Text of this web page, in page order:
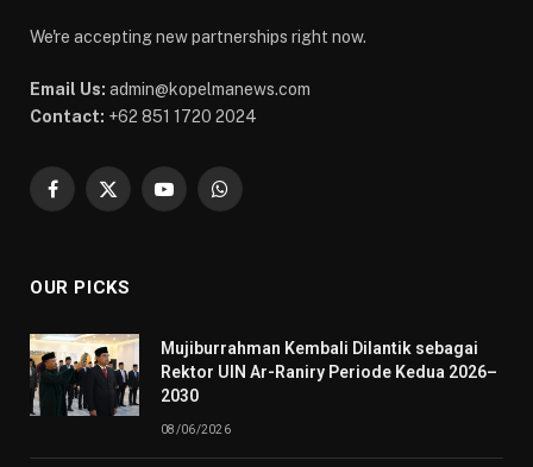
We're accepting new partnerships right now.
Email Us: admin@kopelmanews.com
Contact: +62 851 1720 2024
Facebook
X
YouTubeWhatsApp
OUR PICKS
Mujiburrahman Kembali Dilantik sebagai
Rektor UIN Ar-Raniry Periode Kedua 2026–
2030
08/06/2026